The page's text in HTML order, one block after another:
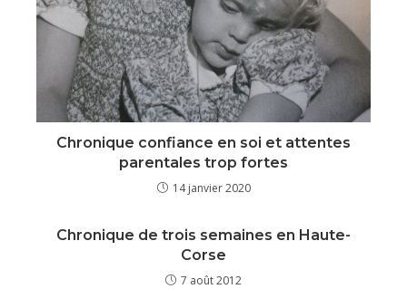
Chronique confiance en soi et attentes
parentales trop fortes
14 janvier 2020
Chronique de trois semaines en Haute-
Corse
7 août 2012